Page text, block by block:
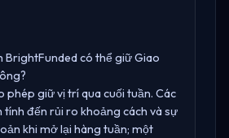
BrightFunded có thể giữ Giao
phép giữ vị trí qua cuối tuần. Các
tính đến rủi ro khoảng cách và sự
khi mở lại hàng tuần; một